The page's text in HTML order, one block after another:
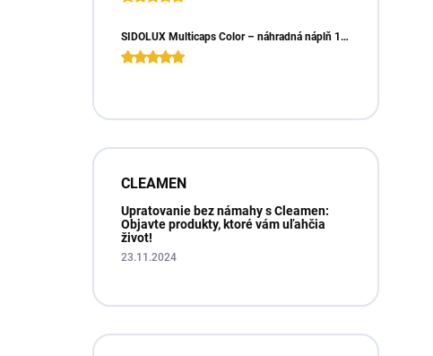
SIDOLUX Multicaps Color – náhradná náplň 10ks
CLEAMEN
Upratovanie bez námahy s Cleamen:
Objavte produkty, ktoré vám uľahčia
život!
23.11.2024